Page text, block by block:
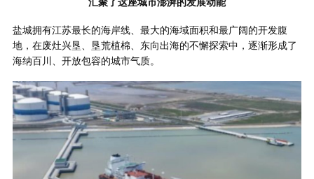
盐城拥有江苏最长的海岸线、最大的海域面积和最广阔的开发腹
地，在废灶兴垦、垦荒植棉、东向出海的不懈探索中，逐渐形成了
海纳百川、开放包容的城市气质。